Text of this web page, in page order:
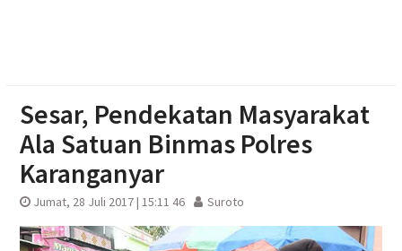
Sesar, Pendekatan Masyarakat
Ala Satuan Binmas Polres
Karanganyar
Jumat, 28 Juli 2017 | 15:11 46 Suroto